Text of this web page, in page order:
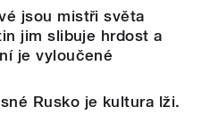
jsou mistři světa
jim slibuje hrdost a
je vyloučené
Rusko je kultura lži.